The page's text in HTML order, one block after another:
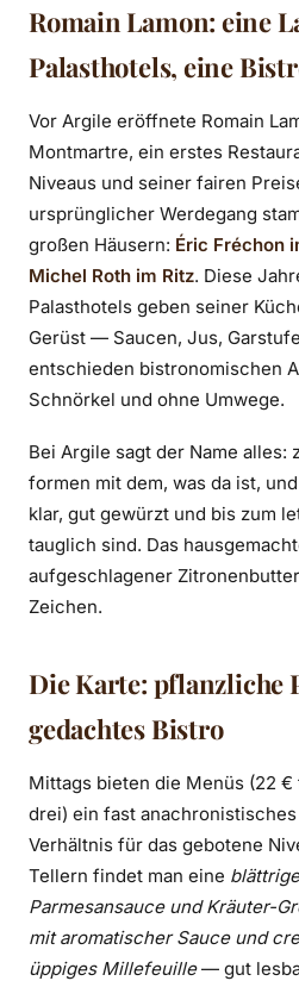
Romain Lamon: eine
Palasthotels, eine
Vor Argile eröffnete Romain
Montmartre, ein erstes
Niveaus und seiner fairen
ursprünglicher Werdegang
großen Häusern: Éric Fréchon
Michel Roth im Ritz. Diese
Palasthotels geben seiner
Gerüst — Saucen, Jus,
entschieden bistronomischen
Schnörkel und ohne Umwege.
Bei Argile sagt der Name alles:
formen mit dem, was da ist,
klar, gut gewürzt und bis zum
tauglich sind. Das
aufgeschlagener
Zeichen.
Die Karte: pflanzliche
gedachtes Bistro
Mittags bieten die Menüs (22
drei) ein fast
Verhältnis für das gebotene
Tellern findet man eine
Parmesansauce und Kräuter-
mit aromatischer Sauce und
üppiges Millefeuille— gut